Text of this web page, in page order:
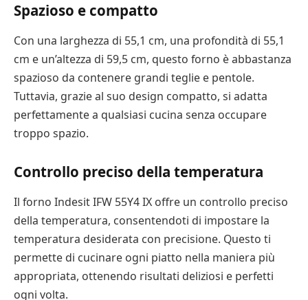
Spazioso e compatto
Con una larghezza di 55,1 cm, una profondità di 55,1
cm e un’altezza di 59,5 cm, questo forno è abbastanza
spazioso da contenere grandi teglie e pentole.
Tuttavia, grazie al suo design compatto, si adatta
perfettamente a qualsiasi cucina senza occupare
troppo spazio.
Controllo preciso della temperatura
Il forno Indesit IFW 55Y4 IX offre un controllo preciso
della temperatura, consentendoti di impostare la
temperatura desiderata con precisione. Questo ti
permette di cucinare ogni piatto nella maniera più
appropriata, ottenendo risultati deliziosi e perfetti
ogni volta.